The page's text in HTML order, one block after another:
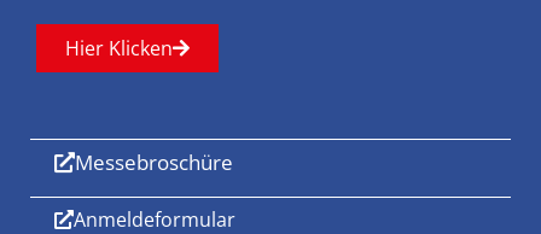
Hier Klicken
Messebroschüre
Anmeldeformular